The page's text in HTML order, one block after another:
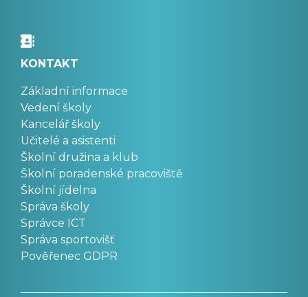
KONTAKT
Základní informace
Vedení školy
Kancelář školy
Učitelé a asistenti
Školní družina a klub
Školní poradenské pracoviště
Školní jídelna
Správa školy
Správce ICT
Správa sportovišť
Pověřenec GDPR